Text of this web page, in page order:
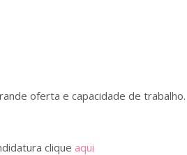
oferta e capacidade de trabalho.
clique aqui